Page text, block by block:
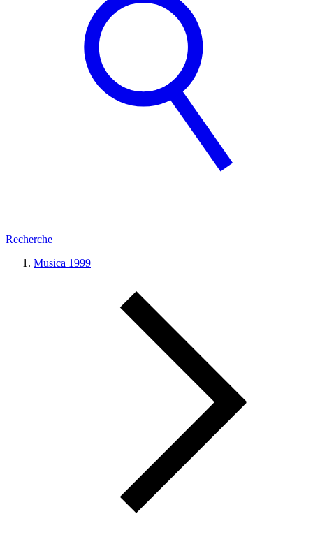
Recherche
Musica 1999